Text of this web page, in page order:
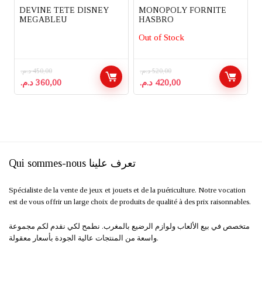
DEVINE TETE DISNEY
MEGABLEU
450,00 د.م.
Le
prix
360,00 د.م.
Le
prix
MONOPOLY FORNITE
HASBRO
Out of Stock
520,00 د.م.
Le
prix
420,00 د.م.
Le
prix
Qui sommes-nous تعرف علينا
Spécialiste de la vente de jeux et jouets et de la puériculture. Notre vocation
est de vous offrir un large choix de produits de qualité à des prix raisonnables.
متخصص في بيع الألعاب ولوازم الرضيع بالمغرب. نطمح لكي نقدم لكم مجموعة
واسعة من المنتجات عالية الجودة بأسعار معقولة.